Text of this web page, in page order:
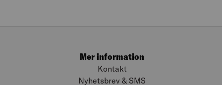
Mer information
Kontakt
Nyhetsbrev & SMS